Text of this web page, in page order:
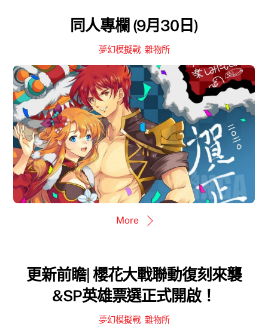
同人專欄 (9月30日)
夢幻模擬戰, 雜物所
More
更新前瞻| 櫻花大戰聯動復刻來襲
&SP英雄票選正式開啟！
夢幻模擬戰, 雜物所